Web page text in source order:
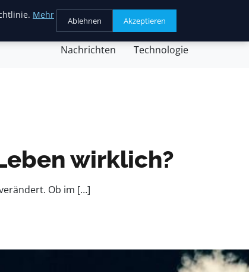
Gesundheit Kochen Nachricht
Nachrichten Technologie
wirklich?
Ob im […]
Mehr
Ablehnen Akzeptieren